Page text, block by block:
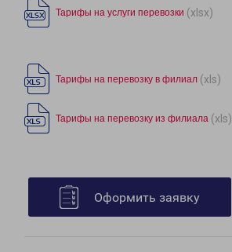
Тарифы на услуги перевозки (xlsx)
Тарифы на перевозку в филиал (xls)
Тарифы на перевозку из филиала (xls)
Оформить заявку